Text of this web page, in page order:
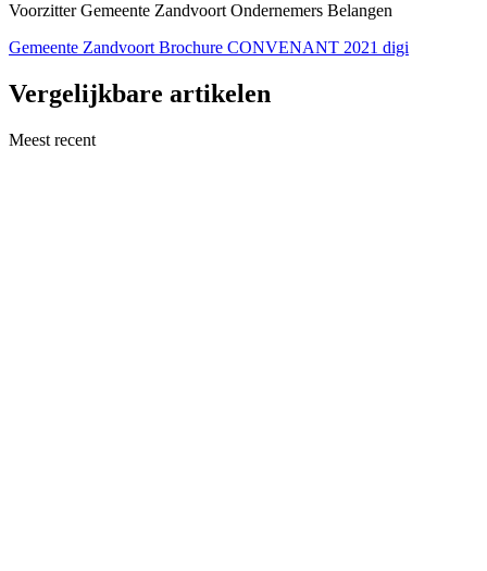
Voorzitter Gemeente Zandvoort Ondernemers Belangen
Gemeente Zandvoort Brochure CONVENANT 2021 digi
Vergelijkbare artikelen
Meest recent